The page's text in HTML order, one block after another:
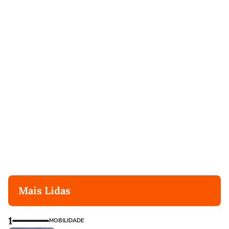
Mais Lidas
1 MOBILIDADE